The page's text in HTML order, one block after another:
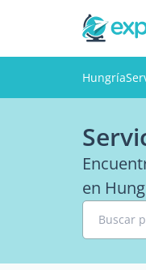
Hungría
en
Buscar